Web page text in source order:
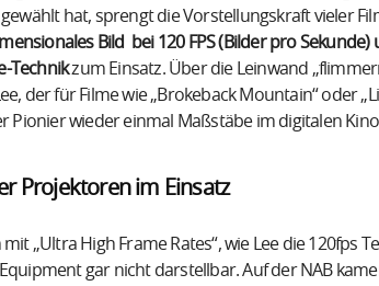
gewählt hat, sprengt die Vorstellungskraft vieler
Bild bei 120 FPS (Bilder pro Sekunde)
Technikzum Einsatz. Über die Leinwand
der für Filme wie „Brokeback Mountain“ oder
Pionier wieder einmal Maßstäbe im digitalen
Projektoren im Einsatz
mit „Ultra High Frame Rates“, wie Lee die 120fps
gar nicht darstellbar. Auf der NAB